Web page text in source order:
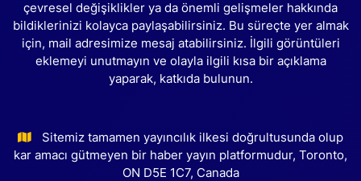
çevresel değişiklikler ya da önemli gelişmeler hakkında
bildiklerinizi kolayca paylaşabilirsiniz. Bu süreçte yer almak
için, mail adresimize mesaj atabilirsiniz. İlgili görüntüleri
eklemeyi unutmayın ve olayla ilgili kısa bir açıklama
yaparak, katkıda bulunun.
Sitemiz tamamen yayıncılık ilkesi doğrultusunda olup
kar amacı gütmeyen bir haber yayın platformudur, Toronto,
ON D5E 1C7, Canada